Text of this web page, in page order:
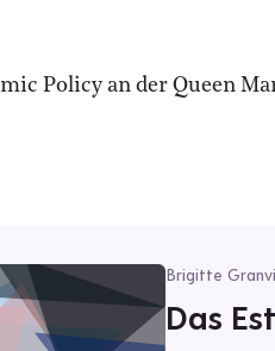
Policy an der Queen
Brigitte
Das